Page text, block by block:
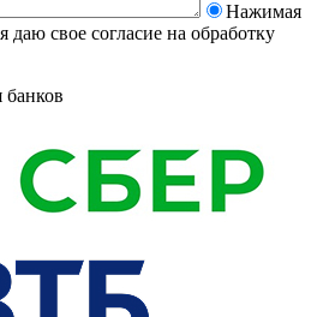
Нажимая
даю свое согласие на обработку
банков